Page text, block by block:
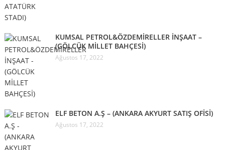
KUMSAL PETROL&ÖZDEMİRELLER İNŞAAT –
(GÖLCÜK MİLLET BAHÇESİ)
Ağustos 17, 2022
ELF BETON A.Ş – (ANKARA AKYURT SATIŞ OFİSİ)
Ağustos 17, 2022